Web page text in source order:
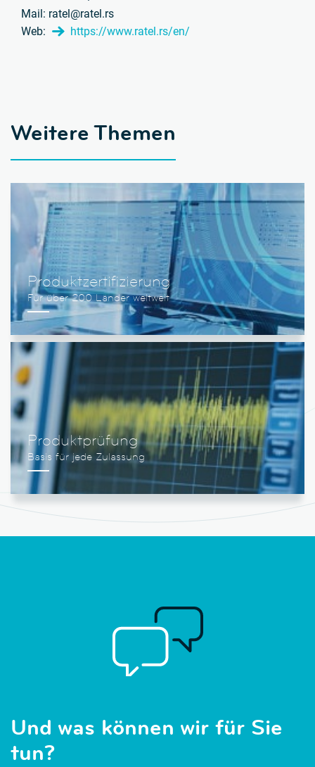
Mail: ratel@ratel.rs
Web:
https://www.ratel.rs/en/
Weitere Themen
Produktzertifizierung
Produktprüfung
Und was können wir für Sie
tun?